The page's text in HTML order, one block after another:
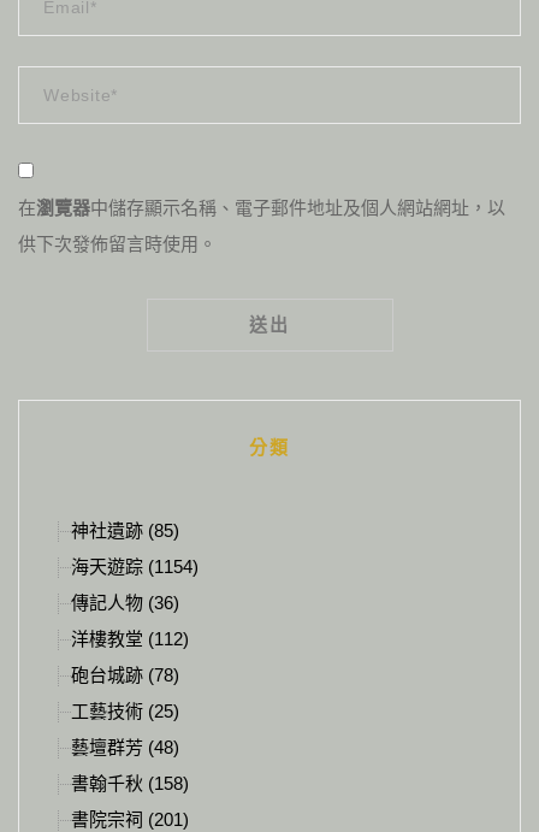
在瀏覽器中儲存顯示名稱、電子郵件地址及個人網站網址，以
供下次發佈留言時使用。
分類
神社遺跡 (85)
海天遊踪 (1154)
傳記人物 (36)
洋樓教堂 (112)
砲台城跡 (78)
工藝技術 (25)
藝壇群芳 (48)
書翰千秋 (158)
書院宗祠 (201)